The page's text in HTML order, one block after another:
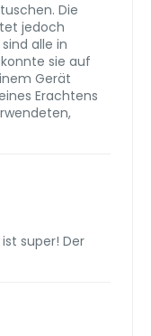
Die
jedoch
alle in
sie auf
Gerät
Erachtens
super! Der